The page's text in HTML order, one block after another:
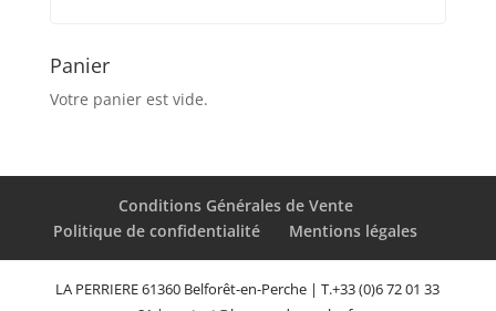
Panier
Votre panier est vide.
Conditions Générales de Vente
Politique de confidentialité
Mentions légales
LA PERRIERE ‎61360 Belforêt-en-Perche | T.+33 (0)6 72 01 33